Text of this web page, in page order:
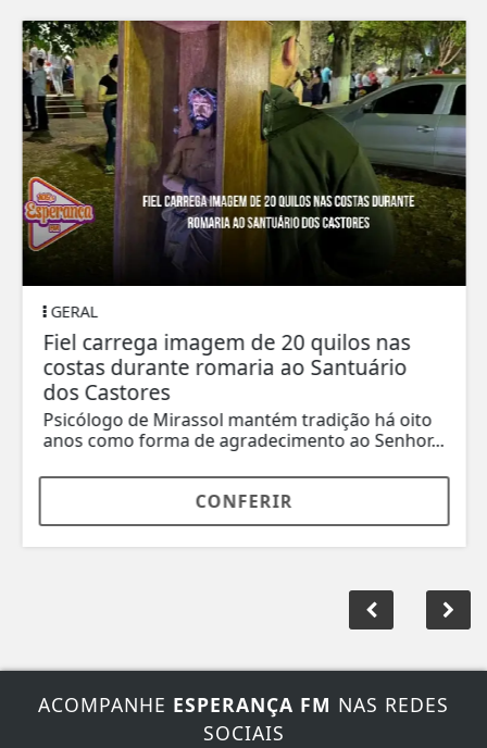
GERAL
Fiel carrega imagem de 20 quilos nas
costas durante romaria ao Santuário
dos Castores
Psicólogo de Mirassol mantém tradição há oito
anos como forma de agradecimento ao Senhor...
CONFERIR
ACOMPANHE ESPERANÇA FM NAS REDES
SOCIAIS